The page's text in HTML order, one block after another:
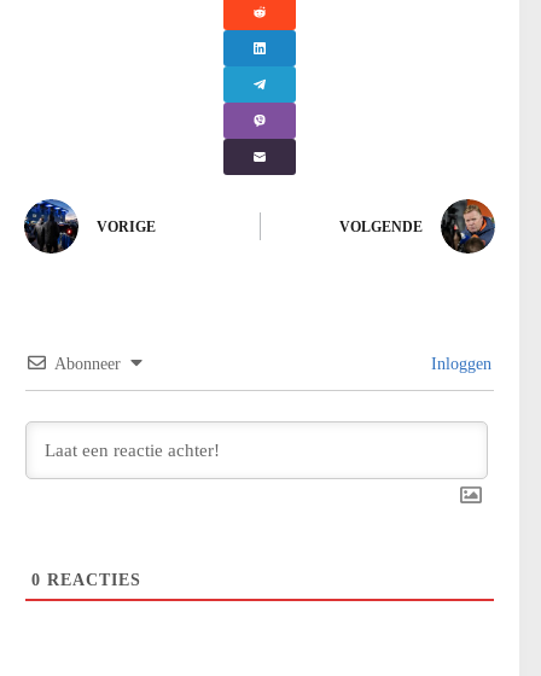
VORIGE VOLGENDE
Abonneer Inloggen
0 REACTIES